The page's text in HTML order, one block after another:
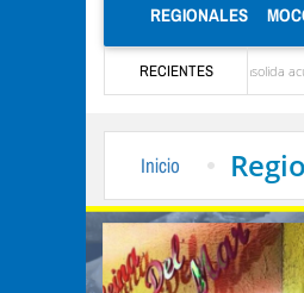
REGIONALES
RECIENTES
de Mérida consolida acuerdos con
Inicio